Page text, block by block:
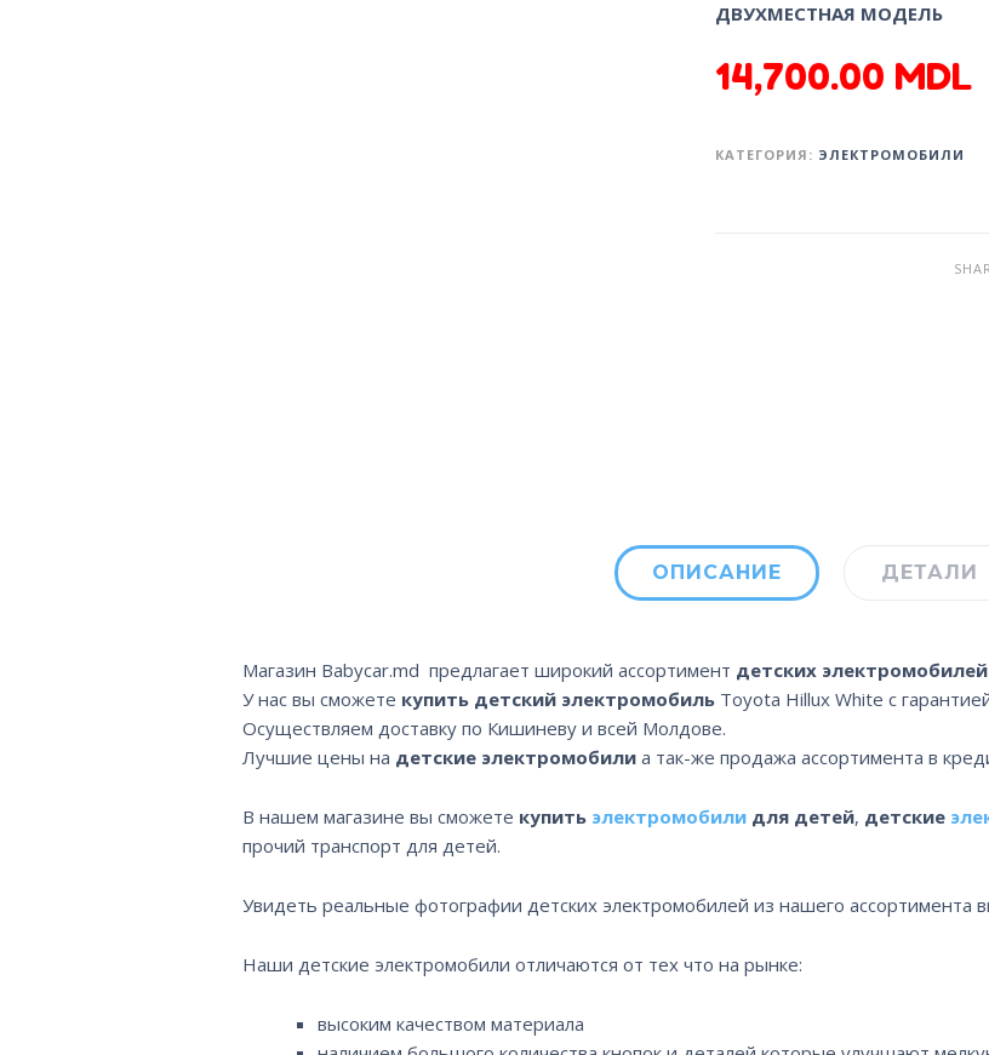
ДВУХМЕСТНАЯ МОДЕЛЬ
14,700.00 MDL
КАТЕГОРИЯ: ЭЛЕКТРОМОБИЛИ
ОПИСАНИЕ ДЕТАЛИ
Магазин Babycar.md предлагает широкий ассортимент детских электромобилей
У нас вы сможете купить детский электромобильToyota Hillux White с
Осуществляем доставку по Кишиневу и всей Молдове.
Лучшие цены на детские электромобилиа так-же продажа ассортимента в
В нашем магазине вы сможете купить электромобилидля детей, детские
прочий транспорт для детей.
Увидеть реальные фотографии детских электромобилей из нашего ассортимента
Наши детские электромобили отличаются от тех что на рынке:
высоким качеством материала